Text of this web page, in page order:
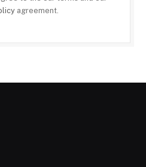
agreement.